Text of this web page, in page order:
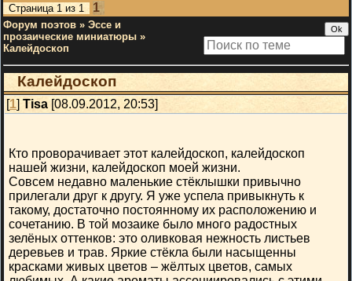
Страница 1 из 1 1
Форум поэтов » Эссе и
прозаические миниатюры »
Калейдоскоп
Калейдоскоп
[1] Tisa [08.09.2012, 20:53]
Кто проворачивает этот калейдоскоп, калейдоскоп
нашей жизни, калейдоскоп моей жизни.
Совсем недавно маленькие стёклышки привычно
прилегали друг к другу. Я уже успела привыкнуть к
такому, достаточно постоянному их расположению и
сочетанию. В той мозаике было много радостных
зелёных оттенков: это оливковая нежность листьев
деревьев и трав. Яркие стёкла были насыщенны
красками живых цветов – жёлтых цветов, самых